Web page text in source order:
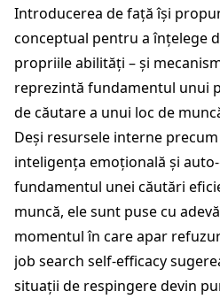
Introducerea de față își
conceptual pentru a înțelege
propriile abilități – și
reprezintă fundamentul unui
de căutare a unui loc de
Deși resursele interne
inteligența emoțională și
fundamentul unei căutări
muncă, ele sunt puse cu
momentul în care apar
job search self-efficacy
situații de respingere devin